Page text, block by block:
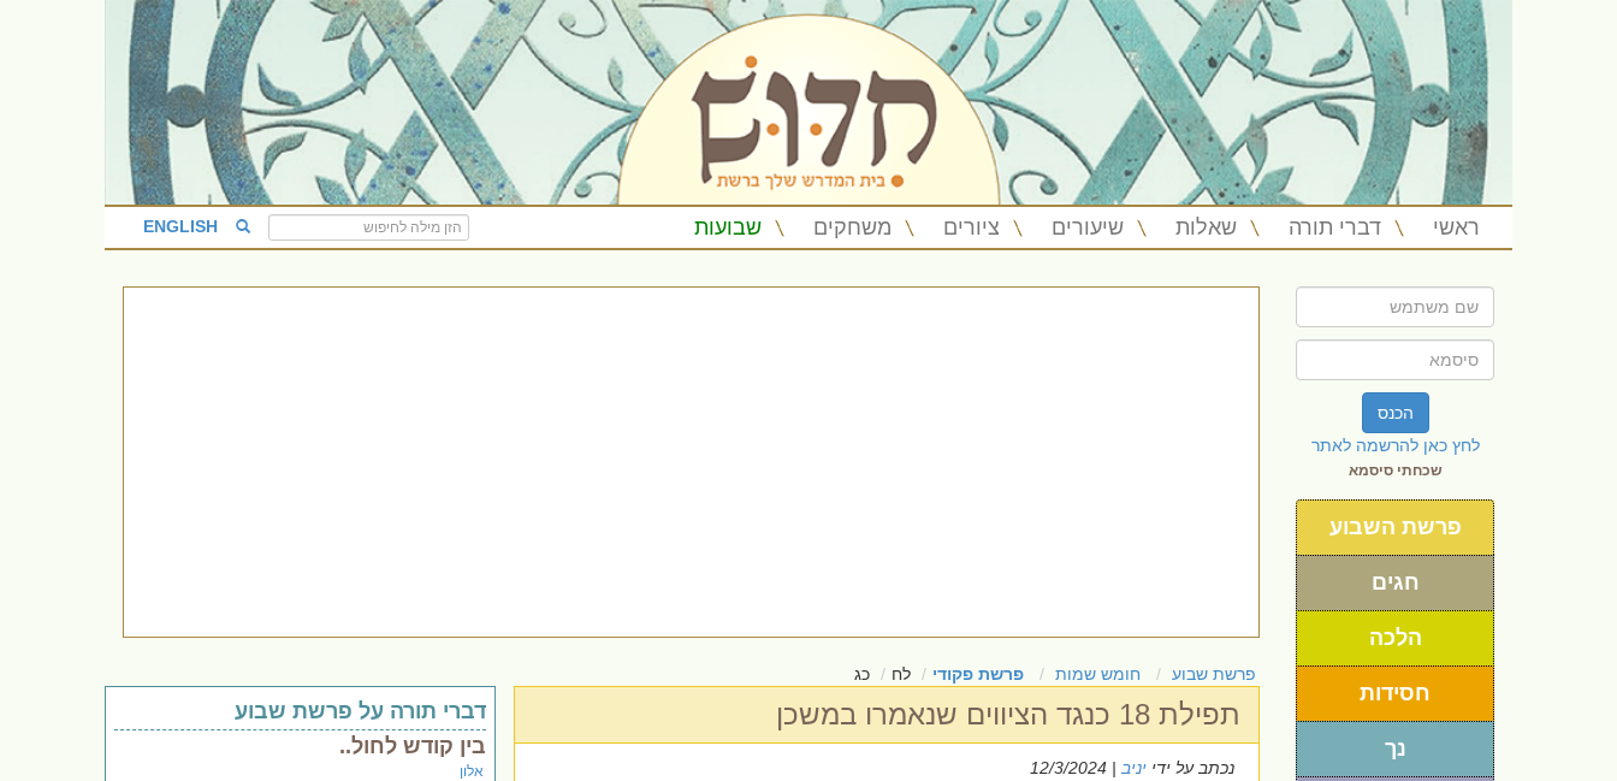
ראשי דברי תורה שאלות שיעורים ציורים משחקים שבועות ENGLISH
הכנס
לחץ כאן להרשמה לאתר
שכחתי סיסמא
פרשת השבוע
חגים
הלכה
חסידות
נך
פרשת שבוע חומש שמות פרשת פקודי לח כג
תפילת 18 כנגד הציווים שנאמרו במשכן
נכתב על ידי יניב | 12/3/2024
דברי תורה על פרשת שבוע
בין קודש לחול..
אלון